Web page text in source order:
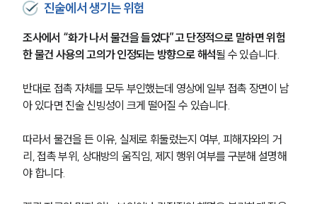
진술에서 생기는 위험
조사에서 “화가 나서 물건을 들었다”고 단정적으로 말하면 위험
한 물건 사용의 고의가 인정되는 방향으로 해석될 수 있습니다.
반대로 접촉 자체를 모두 부인했는데 영상에 일부 접촉 장면이 남
아 있다면 진술 신빙성이 크게 떨어질 수 있습니다.
따라서 물건을 든 이유, 실제로 휘둘렀는지 여부, 피해자와의 거
리, 접촉 부위, 상대방의 움직임, 제지 행위 여부를 구분해 설명해
야 합니다.